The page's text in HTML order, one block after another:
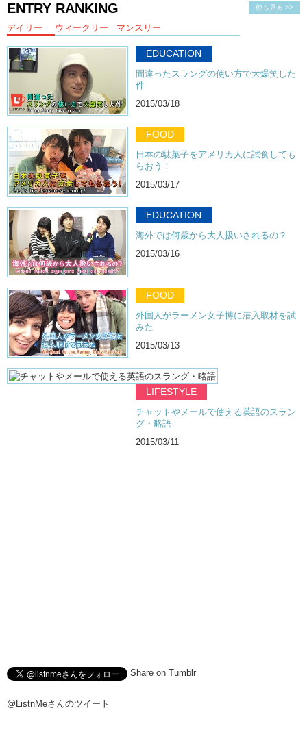
他も見る >>
ENTRY RANKING
デイリー ウィークリー マンスリー
EDUCATION
間違ったスラングの使い方で大爆笑した
件
2015/03/18
FOOD
日本の駄菓子をアメリカ人に試食しても
らおう！
2015/03/17
EDUCATION
海外では何歳から大人扱いされるの？
2015/03/16
FOOD
外国人がラーメン女子博に潜入取材を試
みた
2015/03/13
LIFESTYLE
チャットやメールで使える英語のスラン
グ・略語
2015/03/11
Share on Tumblr
@ListnMeさんのツイート